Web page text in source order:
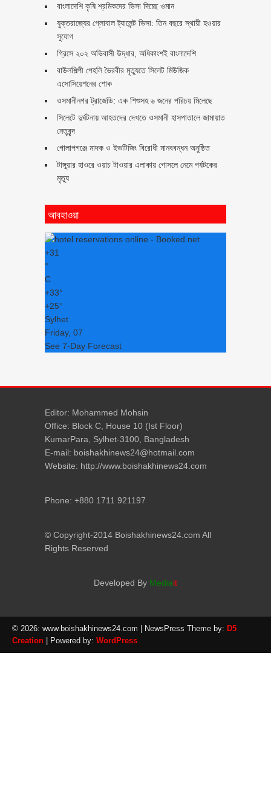
বাংলাদেশি কৃষি শ্রমিকদের ভিসা দিচ্ছে ওমান
যুক্তরাজ্যের গ্লোবাল ট্যালেন্ট ভিসা: তিন বছরে স্থায়ী হওয়ার
সুযোগ
গ্রিসে ২০২ অভিবাসী উদ্ধার, অধিকাংশই বাংলাদেশি
বাউলশিল্পী পেহলি ভৈরবীর মৃত্যুতে সিলেট মিউজিক
এসোসিয়েশনের শোক
ওসমানীনগর ট্রাজেডি: এক শিশুসহ ৬ জনের পরিচয় মিলেছে
সিলেটে দুর্ঘটনায় আহতদের দেখতে ওসমানী হাসপাতালে জামায়াত
নেতৃবৃন্দ
গোলাপগঞ্জে মাদক ও ইভটিজিং বিরোধী মানববন্ধন অনুষ্ঠিত
টাঙ্গুয়ার হাওরে ওয়াচ টাওয়ার এলাকায় গোসলে নেমে পর্যটকের
মৃত্যু
আবহাওয়া
+31
°
C
+33°
+25°
Sylhet
Friday, 07
See 7-Day Forecast
Editor: Mohammed Mohsin
Office: Block C, House 10 (Ist Floor)
KumarPara, Sylhet-3100, Bangladesh
E-mail: boishakhinews24@hotmail.com
Website: http://www.boishakhinews24.com
Phone: +880 1711 921197
© Copyright-2014 Boishakhinews24.com All
Rights Reserved
Developed By Mediait
© 2026: www.boishakhinews24.com | NewsPress Theme by: D5
Creation | Powered by: WordPress